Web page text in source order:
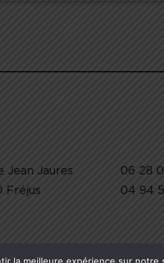
Jean Jaures
Fréjus
06 28
04 94